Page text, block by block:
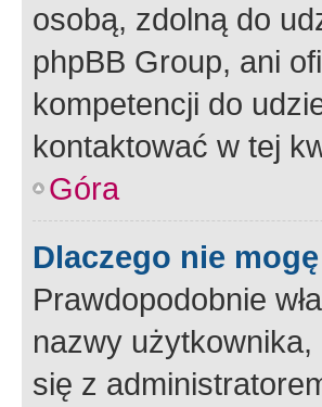
osobą, zdolną do
phpBB Group, ani
kompetencji do
kontaktować w tej
Góra
Dlaczego nie
Prawdopodobnie
nazwy
się z